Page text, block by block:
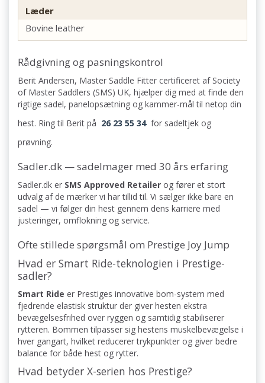
Læder
Bovine leather
Rådgivning og pasningskontrol
Berit Andersen, Master Saddle Fitter certificeret af Society
of Master Saddlers (SMS) UK, hjælper dig med at finde den
rigtige sadel, panelopsætning og kammer-mål til netop din
hest. Ring til Berit på 26 23 55 34 for sadeltjek og
prøvning.
Sadler.dk — sadelmager med 30 års erfaring
Sadler.dk er SMS Approved Retailer og fører et stort
udvalg af de mærker vi har tillid til. Vi sælger ikke bare en
sadel — vi følger din hest gennem dens karriere med
justeringer, omflokning og service.
Ofte stillede spørgsmål om Prestige Joy Jump
Hvad er Smart Ride-teknologien i Prestige-
sadler?
Smart Ride er Prestiges innovative bom-system med
fjedrende elastisk struktur der giver hesten ekstra
bevægelsesfrihed over ryggen og samtidig stabiliserer
rytteren. Bommen tilpasser sig hestens muskelbevægelse i
hver gangart, hvilket reducerer trykpunkter og giver bedre
balance for både hest og rytter.
Hvad betyder X-serien hos Prestige?